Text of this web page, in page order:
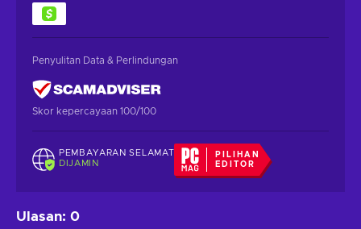
Penyulitan Data & Perlindungan
Skor kepercayaan 100/100
PEMBAYARAN SELAMAT
DIJAMIN
PILIHAN
EDITOR
Ulasan: 0